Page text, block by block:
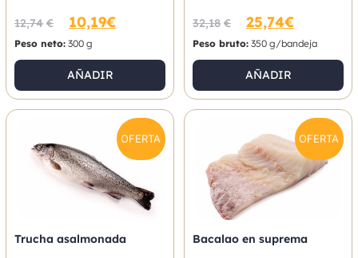
12,74 € 10,19€
Peso neto: 300 g
AÑADIR
32,18 € 25,74€
Peso bruto: 350 g/bandeja
AÑADIR
OFERTA
Trucha asalmonada
OFERTA
Bacalao en suprema